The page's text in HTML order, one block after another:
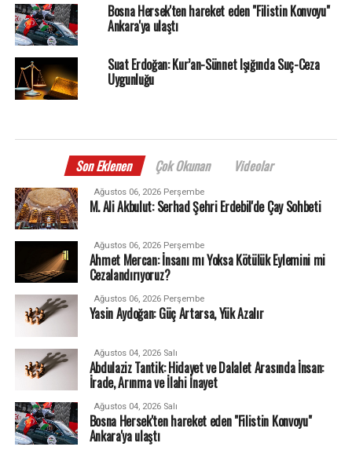
Bosna Hersek'ten hareket eden "Filistin Konvoyu"
Ankara'ya ulaştı
Suat Erdoğan: Kur’an-Sünnet Işığında Suç-Ceza
Uygunluğu
Son Eklenen Çok Okunan Videolar
Ağustos 06, 2026 Perşembe
M. Ali Akbulut: Serhad Şehri Erdebil'de Çay Sohbeti
Ağustos 06, 2026 Perşembe
Ahmet Mercan: İnsanı mı Yoksa Kötülük Eylemini mi
Cezalandırıyoruz?
Ağustos 06, 2026 Perşembe
Yasin Aydoğan: Güç Artarsa, Yük Azalır
Ağustos 04, 2026 Salı
Abdulaziz Tantik: Hidayet ve Dalalet Arasında İnsan:
İrade, Arınma ve İlahi İnayet
Ağustos 04, 2026 Salı
Bosna Hersek'ten hareket eden "Filistin Konvoyu"
Ankara'ya ulaştı